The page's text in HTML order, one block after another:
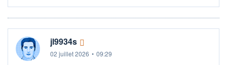
jl9934s
02 juillet 2026 • 09:29